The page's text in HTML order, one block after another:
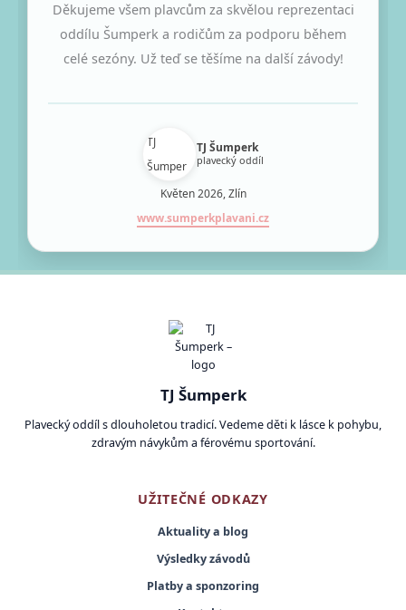
Děkujeme všem plavcům za skvělou reprezentaci
oddílu Šumperk a rodičům za podporu během
celé sezóny. Už teď se těšíme na další závody!
TJ Šumperk
plavecký oddíl
Květen 2026, Zlín
www.sumperkplavani.cz
TJ Šumperk
Plavecký oddíl s dlouholetou tradicí. Vedeme děti k lásce k pohybu,
zdravým návykům a férovému sportování.
UŽITEČNÉ ODKAZY
Aktuality a blog
Výsledky závodů
Platby a sponzoring